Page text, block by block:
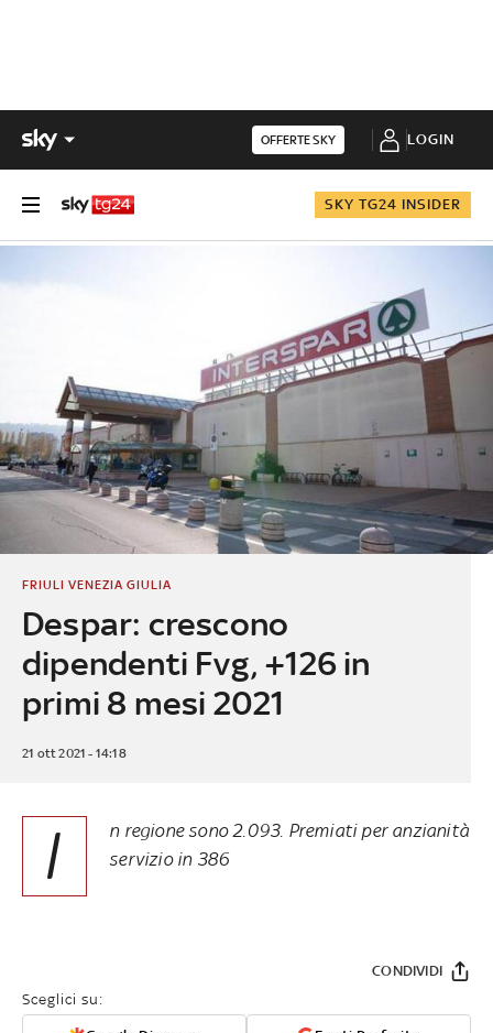
OFFERTE SKY LOGIN
SKY TG24 INSIDER
Despar: crescono
dipendenti Fvg, +126 in
primi 8 mesi 2021
FRIULI VENEZIA GIULIA
21 ott 2021 - 14:18
I
n regione sono 2.093. Premiati per anzianità
servizio in 386
Sceglici su:
CONDIVIDI